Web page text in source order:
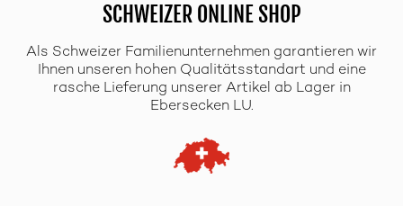
SCHWEIZER ONLINE SHOP
Als Schweizer Familienunternehmen garantieren wir
Ihnen unseren hohen Qualitätsstandart und eine
rasche Lieferung unserer Artikel ab Lager in
Ebersecken LU.